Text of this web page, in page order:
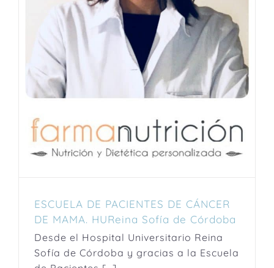
ESCUELA DE PACIENTES DE CÁNCER
DE MAMA. HUReina Sofía de Córdoba
Desde el Hospital Universitario Reina
Sofía de Córdoba y gracias a la Escuela